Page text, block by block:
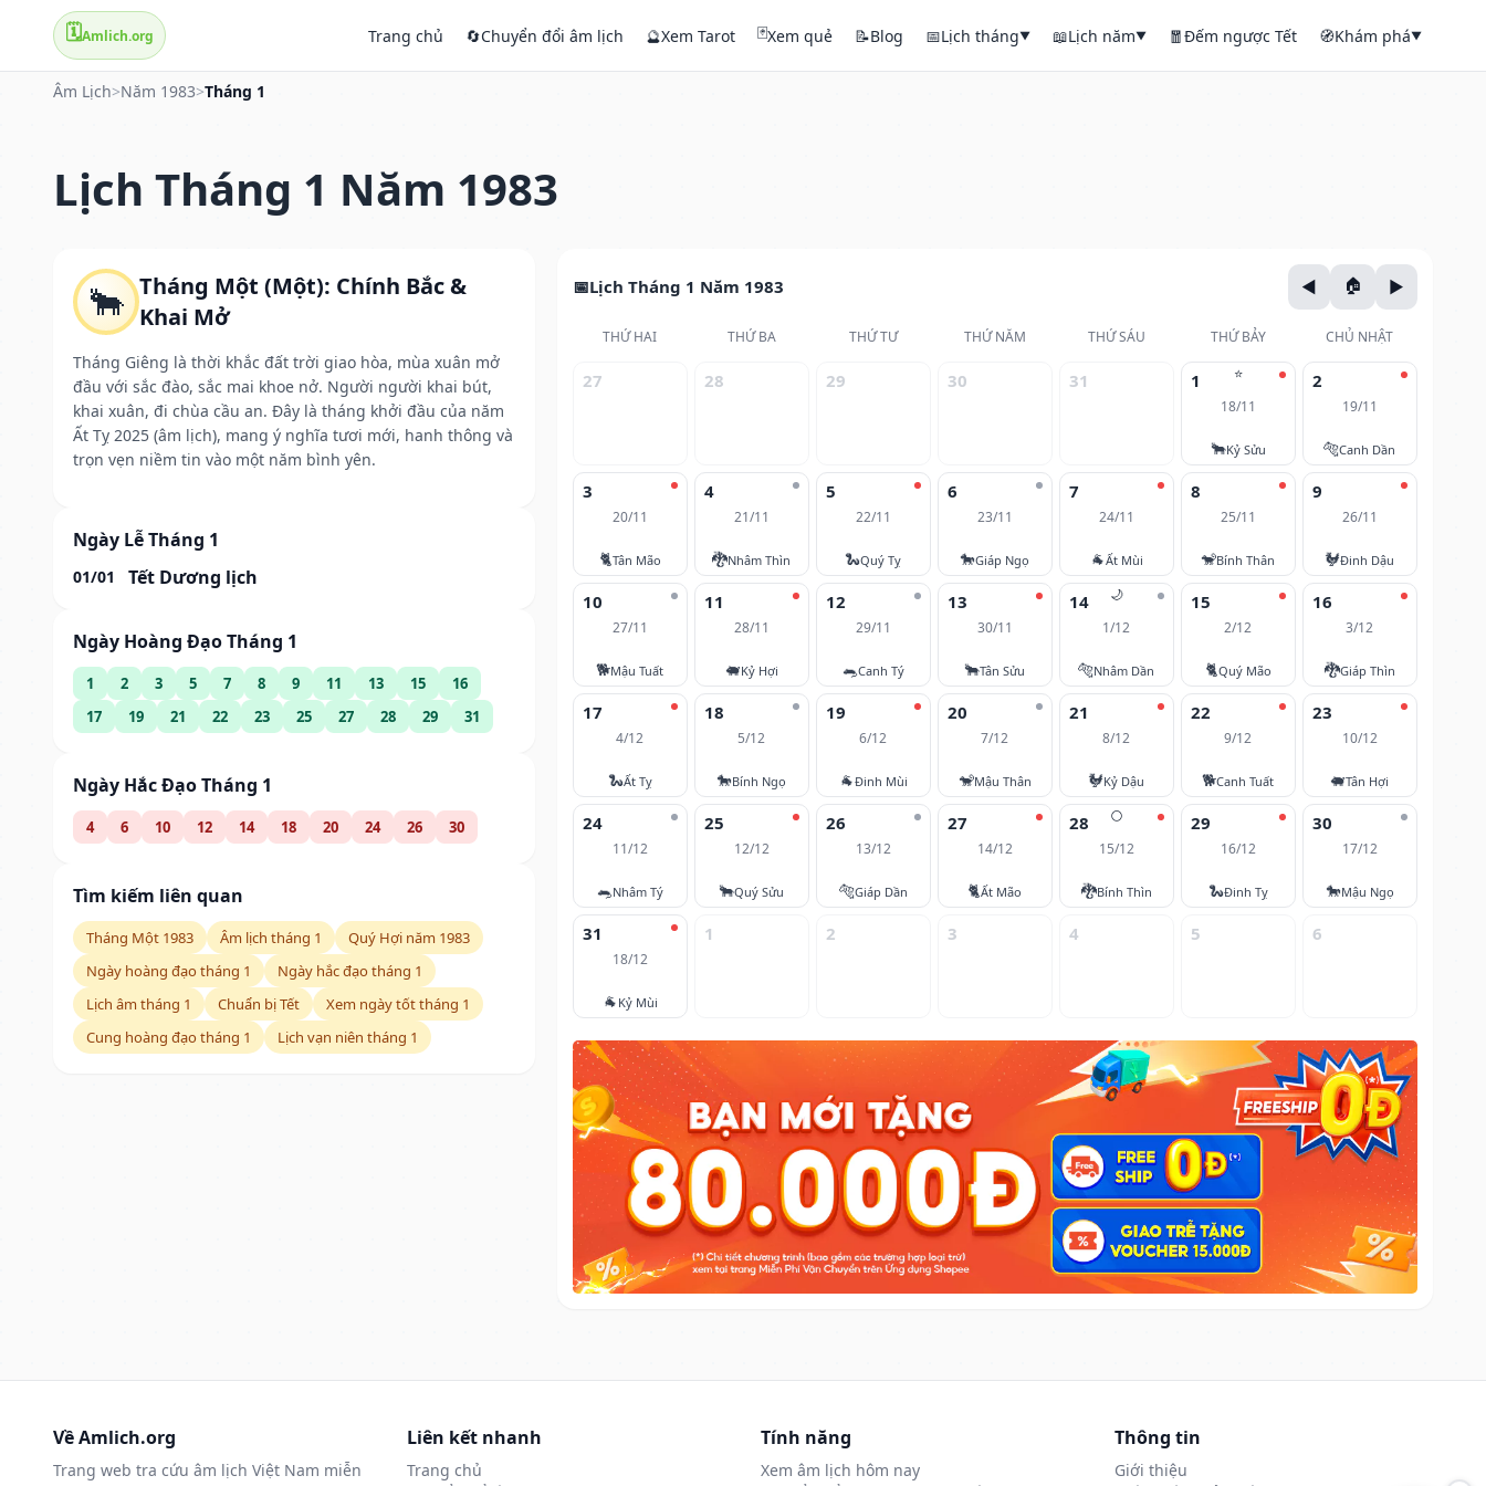
🗓️Amlich.org Trang chủ 🔄Chuyển đổi âm lịch 🔮Xem Tarot 🃏Xem quẻ 📝Blog 📅Lịch tháng▼ 📖Lịch năm▼ 🧧Đếm ngược Tết 🧭Khám phá▼
Âm Lịch>Năm 1983>Tháng 1
Lịch Tháng 1 Năm 1983
🐂 Tháng Một (Một): Chính Bắc &
Khai Mở
Tháng Giêng là thời khắc đất trời giao hòa, mùa xuân mở
đầu với sắc đào, sắc mai khoe nở. Người người khai bút,
khai xuân, đi chùa cầu an. Đây là tháng khởi đầu của năm
Ất Tỵ 2025 (âm lịch), mang ý nghĩa tươi mới, hanh thông và
trọn vẹn niềm tin vào một năm bình yên.
Ngày Lễ Tháng 1
01/01 Tết Dương lịch
Ngày Hoàng Đạo Tháng 1
1 2 3 5 7 8 9 11 13 15
16
17
19 21 22 23 25 27 28 29 31
Ngày Hắc Đạo Tháng 1
4 6 10 12 14 18 20 24 26 30
Tìm kiếm liên quan
Tháng Một 1983 Âm lịch tháng 1
Quý Hợi năm 1983
Ngày hoàng đạo tháng 1
Ngày hắc đạo tháng 1
Lịch âm tháng 1
Chuẩn bị Tết
Xem ngày tốt tháng 1
Cung hoàng đạo tháng 1
Lịch vạn niên tháng 1
Lịch Tháng 1 Năm 1983
THỨ HAI THỨ BA THỨ TƯ THỨ NĂM THỨ SÁU THỨ BẢY CHỦ NHẬT
27 28 29 30 31 ⭐
1
18/11
🐂Kỷ Sửu
2
19/11
🐅Canh Dần
3
20/11
🐈Tân Mão
4
21/11
🐉Nhâm Thìn
5
22/11
🐍Quý Tỵ
6
23/11
🐎Giáp Ngọ
7
24/11
🐐Ất Mùi
8
25/11
🐒Bính Thân
9
26/11
🐓Đinh Dậu
10
27/11
🐕Mậu Tuất
11
28/11
🐖Kỷ Hợi
12
29/11
🐀Canh Tý
13
30/11
🐂Tân Sửu
🌙
14
1/12
🐅Nhâm Dần
15
2/12
🐈Quý Mão
16
3/12
🐉Giáp Thìn
17
4/12
🐍Ất Tỵ
18
5/12
🐎Bính Ngọ
19
6/12
🐐Đinh Mùi
20
7/12
🐒Mậu Thân
21
8/12
🐓Kỷ Dậu
22
9/12
🐕Canh Tuất
23
10/12
🐖Tân Hợi
24
11/12
🐀Nhâm Tý
25
12/12
🐂Quý Sửu
26
13/12
🐅Giáp Dần
27
14/12
🐈Ất Mão
🌕
28
15/12
🐉Bính Thìn
29
16/12
🐍Đinh Tỵ
30
17/12
🐎Mậu Ngọ
31
18/12
🐐 Kỷ Mùi
1 2 3 4 5 6
Về Amlich.org
Trang web tra cứu âm lịch Việt Nam miễn
Liên kết nhanh
Trang chủ
Tính năng
Xem âm lịch hôm nay
Thông tin
Giới thiệu